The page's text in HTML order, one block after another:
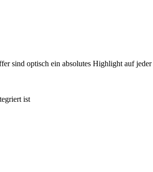
sind optisch ein absolutes Highlight auf
ist